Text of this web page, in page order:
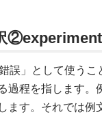
誤」として使う
過程を指します
ます。それでは例